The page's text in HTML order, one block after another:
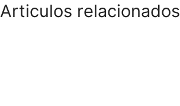
Articulos relacionados